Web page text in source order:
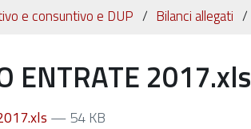
e consuntivo e DUP Bilanci allegati
ENTRATE 2017.xls
— 54 KB